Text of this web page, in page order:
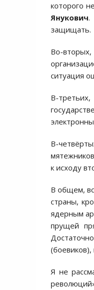
которого
Янукович.
защищать.
Во-
ситуация
В-
В-
к исходу
В общем,
страны,
ядерным
прущей
Я не